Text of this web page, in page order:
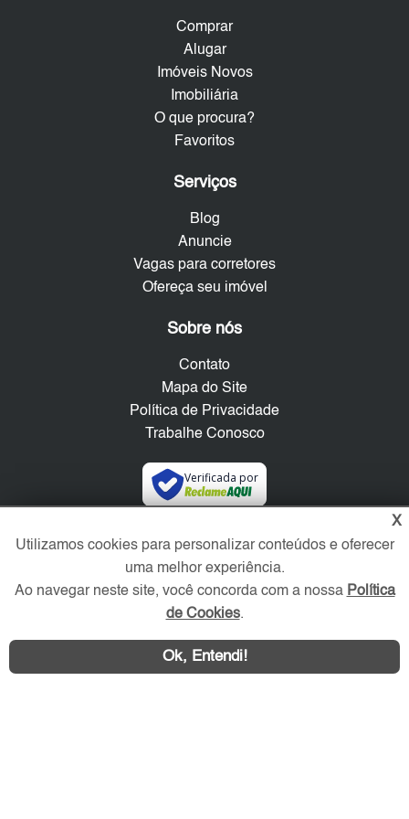
Comprar
Alugar
Imóveis Novos
Imobiliária
O que procura?
Favoritos
Serviços
Blog
Anuncie
Vagas para corretores
Ofereça seu imóvel
Sobre nós
Contato
Mapa do Site
Política de Privacidade
Trabalhe Conosco
Verificada por
Redes Sociais
X
Utilizamos cookies para personalizar conteúdos e oferecer
uma melhor experiência.
Ao navegar neste site, você concorda com a nossa Política
de Cookies.
Ok, Entendi!